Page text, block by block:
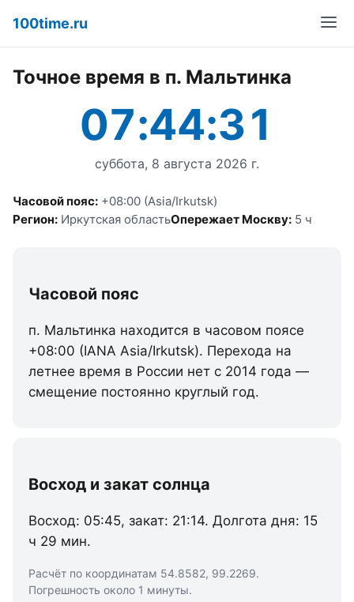
100time.ru
Точное время в п. Мальтинка
07:44:31
суббота, 8 августа 2026 г.
Часовой пояс: +08:00 (Asia/Irkutsk)
Регион: Иркутская областьОпережает Москву: 5 ч
Часовой пояс
п. Мальтинка находится в часовом поясе
+08:00 (IANA Asia/Irkutsk). Перехода на
летнее время в России нет с 2014 года —
смещение постоянно круглый год.
Восход и закат солнца
Восход: 05:45, закат: 21:14. Долгота дня: 15
ч 29 мин.
Расчёт по координатам 54.8582, 99.2269.
Погрешность около 1 минуты.